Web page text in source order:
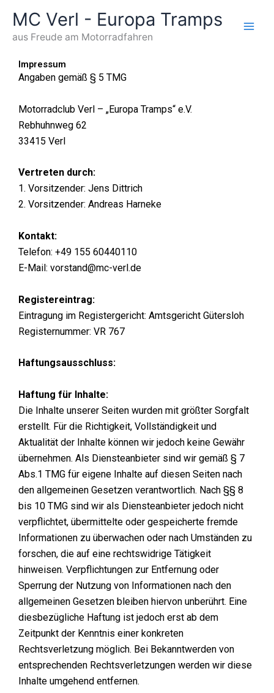
Inhalt
springen
MC Verl - Europa Tramps
aus Freude am Motorradfahren
Impressum
Angaben gemäß § 5 TMG
Motorradclub Verl – „Europa Tramps“ e.V.
Rebhuhnweg 62
33415 Verl
Vertreten durch:
1. Vorsitzender: Jens Dittrich
2. Vorsitzender: Andreas Harneke
Kontakt:
Telefon: +49 155 60440110
E-Mail: vorstand@mc-verl.de
Registereintrag:
Eintragung im Registergericht: Amtsgericht Gütersloh
Registernummer: VR 767
Haftungsausschluss:
Haftung für Inhalte:
Die Inhalte unserer Seiten wurden mit größter Sorgfalt
erstellt. Für die Richtigkeit, Vollständigkeit und
Aktualität der Inhalte können wir jedoch keine Gewähr
übernehmen. Als Diensteanbieter sind wir gemäß § 7
Abs.1 TMG für eigene Inhalte auf diesen Seiten nach
den allgemeinen Gesetzen verantwortlich. Nach §§ 8
bis 10 TMG sind wir als Diensteanbieter jedoch nicht
verpflichtet, übermittelte oder gespeicherte fremde
Informationen zu überwachen oder nach Umständen zu
forschen, die auf eine rechtswidrige Tätigkeit
hinweisen. Verpflichtungen zur Entfernung oder
Sperrung der Nutzung von Informationen nach den
allgemeinen Gesetzen bleiben hiervon unberührt. Eine
diesbezügliche Haftung ist jedoch erst ab dem
Zeitpunkt der Kenntnis einer konkreten
Rechtsverletzung möglich. Bei Bekanntwerden von
entsprechenden Rechtsverletzungen werden wir diese
Inhalte umgehend entfernen.